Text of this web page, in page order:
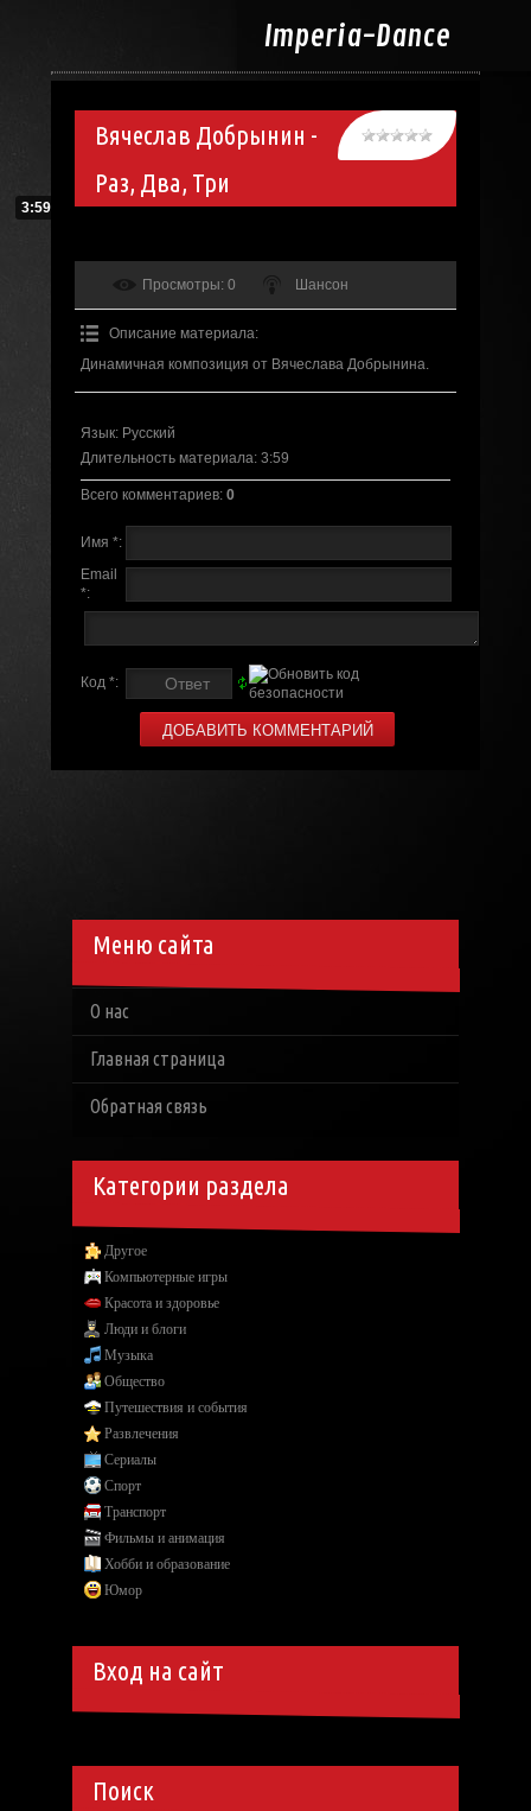
Imperia-Dance
Вячеслав Добрынин -
Раз, Два, Три
3:59
Просмотры: 0 Шансон
Описание материала:
Динамичная композиция от Вячеслава Добрынина.
Язык: Русский
Длительность материала: 3:59
Всего комментариев: 0
Имя *:
Email
*:
Код *:
Меню сайта
О нас
Главная страница
Обратная связь
Категории раздела
Другое
Компьютерные игры
Красота и здоровье
Люди и блоги
Музыка
Общество
Путешествия и события
Развлечения
Сериалы
Спорт
Транспорт
Фильмы и анимация
Хобби и образование
Юмор
Вход на сайт
Поиск